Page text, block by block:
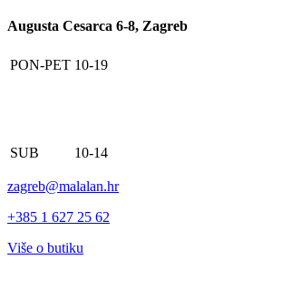
Augusta Cesarca 6-8, Zagreb
PON-PET 10-19
SUB 10-14
zagreb@malalan.hr
+385 1 627 25 62
Više o butiku